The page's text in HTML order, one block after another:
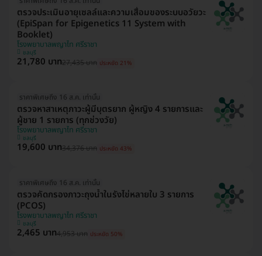
ตรวจประเมินอายุเซลล์และความเสื่อมของระบบอวัยวะ
(EpiSpan for Epigenetics 11 System with
Booklet)
โรงพยาบาลพญาไท ศรีราชา
ชลบุรี
21,780 บาท27,435 บาท ประหยัด 21%
ราคาพิเศษถึง 16 ส.ค. เท่านั้น
ตรวจหาสาเหตุภาวะผู้มีบุตรยาก ผู้หญิง 4 รายการและ
ผู้ชาย 1 รายการ (ทุกช่วงวัย)
โรงพยาบาลพญาไท ศรีราชา
ชลบุรี
19,600 บาท34,376 บาท ประหยัด 43%
ราคาพิเศษถึง 16 ส.ค. เท่านั้น
ตรวจคัดกรองภาวะถุงน้ำในรังไข่หลายใบ 3 รายการ
(PCOS)
โรงพยาบาลพญาไท ศรีราชา
ชลบุรี
2,465 บาท4,953 บาท ประหยัด 50%